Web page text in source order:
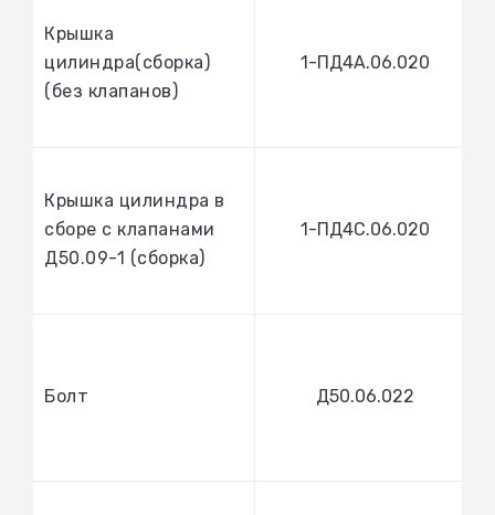
Крышка
цилиндра(сборка)
(без клапанов)
1-ПД4А.06.020
Крышка цилиндра в
сборе с клапанами
Д50.09-1 (сборка)
1-ПД4С.06.020
Болт Д50.06.022